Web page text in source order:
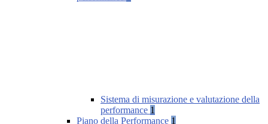
Sistema di misurazione e valutazione della
performance 1
Piano della Performance 1